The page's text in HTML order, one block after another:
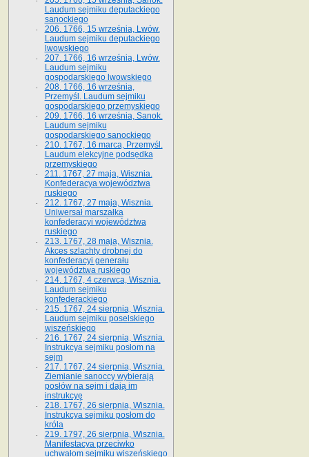
Laudum sejmiku deputackiego
sanockiego
206. 1766, 15 września, Lwów.
Laudum sejmiku deputackiego
lwowskiego
207. 1766, 16 września, Lwów.
Laudum sejmiku
gospodarskiego lwowskiego
208. 1766, 16 września,
Przemyśl. Laudum sejmiku
gospodarskiego przemyskiego
209. 1766, 16 września, Sanok.
Laudum sejmiku
gospodarskiego sanockiego
210. 1767, 16 marca, Przemyśl.
Laudum elekcyjne podsędka
przemyskiego
211. 1767, 27 maja, Wisznia.
Konfederacya województwa
ruskiego
212. 1767, 27 maja, Wisznia.
Uniwersał marszałka
konfederacyi województwa
ruskiego
213. 1767, 28 maja, Wisznia.
Akces szlachty drobnej do
konfederacyi generału
województwa ruskiego
214. 1767, 4 czerwca, Wisznia.
Laudum sejmiku
konfederackiego
215. 1767, 24 sierpnia, Wisznia.
Laudum sejmiku poselskiego
wiszeńskiego
216. 1767, 24 sierpnia, Wisznia.
Instrukcya sejmiku posłom na
sejm
217. 1767, 24 sierpnia, Wisznia.
Ziemianie sanoccy wybierają
posłów na sejm i dają im
instrukcyę
218. 1767, 26 sierpnia, Wisznia.
Instrukcya sejmiku posłom do
króla
219. 1797, 26 sierpnia, Wisznia.
Manifestacya przeciwko
uchwałom sejmiku wiszeńskiego